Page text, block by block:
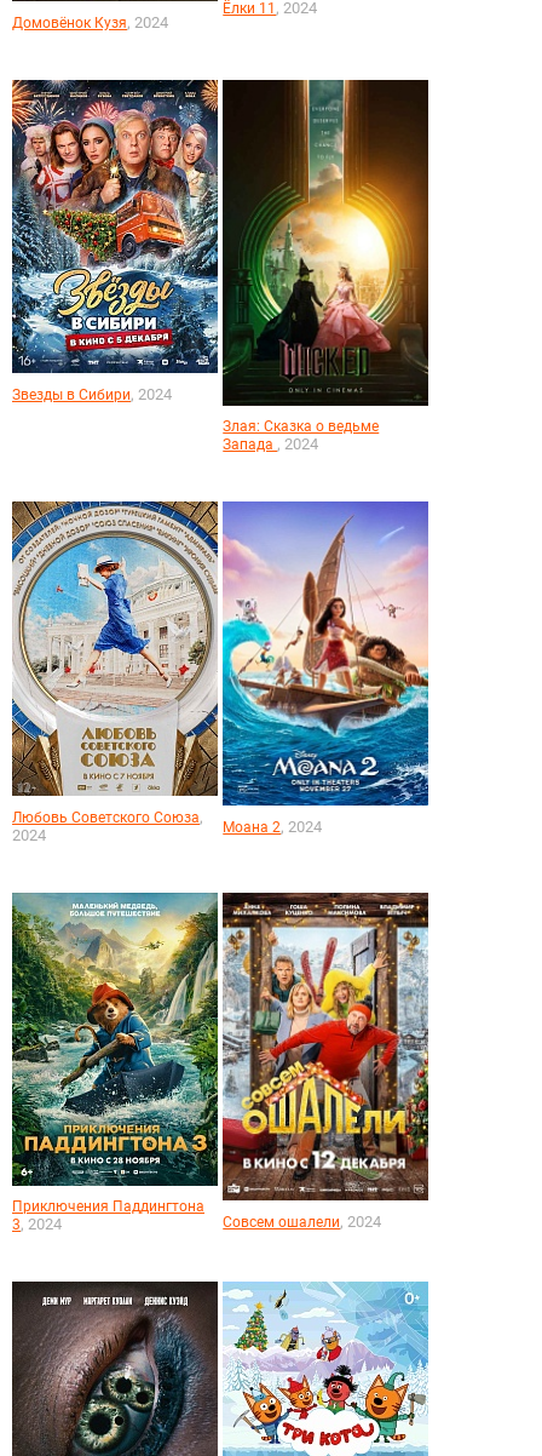
Домовёнок Кузя, 2024
Ёлки 11 , 2024
Звезды в Сибири, 2024
Злая: Сказка о ведьме
Запада , 2024
Любовь Советского Союза,
2024
Моана 2, 2024
Приключения Паддингтона
3, 2024 Совсем ошалели, 2024